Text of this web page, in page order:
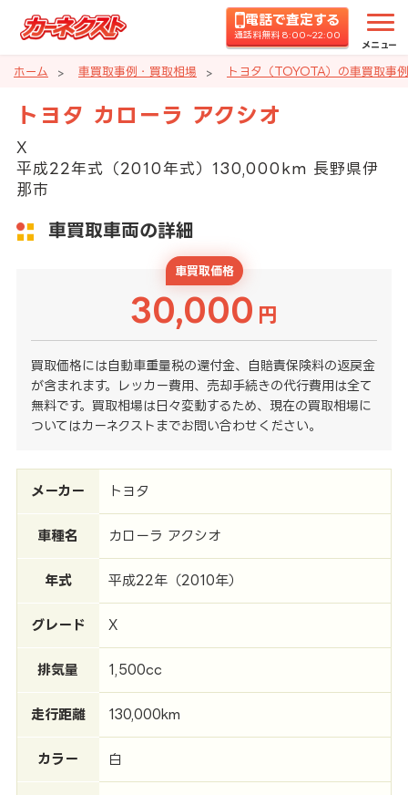
電話で査定する
通話料無料 8:00~22:00
メニュー
ホーム 車買取事例・買取相場 トヨタ（TOYOTA）の車買取事
トヨタ カローラ アクシオ
X
平成22年式（2010年式）130,000km 長野県伊
那市
車買取車両の詳細
車買取価格
30,000 円
買取価格には自動車重量税の還付金、自賠責保険料の返戻金
が含まれます。レッカー費用、売却手続きの代行費用は全て
無料です。買取相場は日々変動するため、現在の買取相場に
ついてはカーネクストまでお問い合わせください。
メーカー トヨタ
車種名 カローラ アクシオ
年式 平成22年（2010年）
グレード X
排気量 1,500cc
走行距離 130,000km
カラー 白